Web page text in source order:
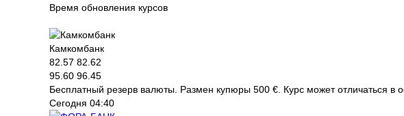
Время обновления курсов
Камкомбанк
82.57 82.62
95.60 96.45
Бесплатный резерв валюты. Размен купюры 500 €. Курс может отличаться в
Сегодня 04:40